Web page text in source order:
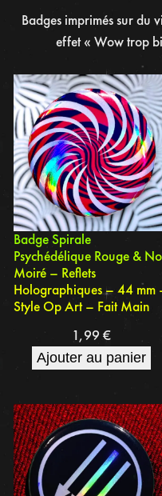
Badges imprimés sur du
effet « Wow trop
Badge Spirale
Psychédélique Rouge &
Moiré – Reflets
Holographiques – 44 mm
Style Op Art – Fait Main
1,99€
Ajouter au panier